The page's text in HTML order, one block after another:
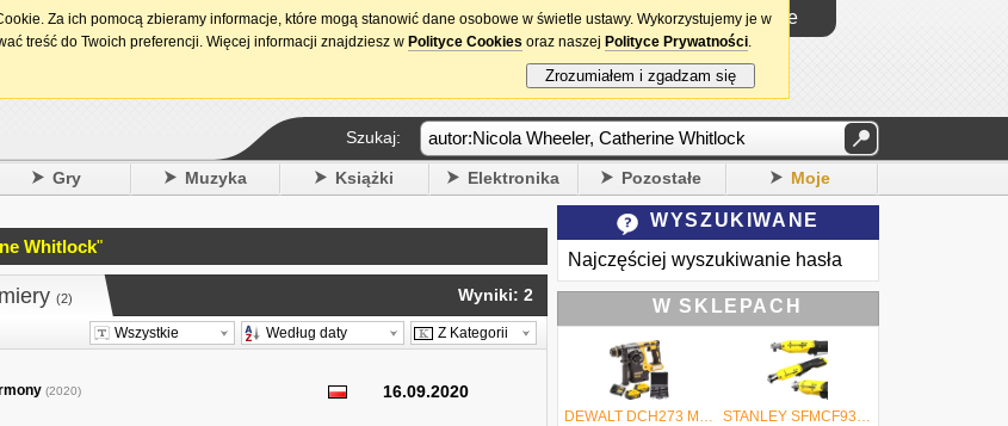
15. urodziny DataPremiery.pl Logowanie
Szukaj:
Gry Muzyka Książki Elektronika Pozostałe Moje
Whitlock"
(2) Wyniki: 2
Wszystkie Według daty Z Kategorii
(2020)
16.09.2020
WYSZUKIWANE
Najczęściej wyszukiwanie hasła
W SKLEPACH
DEWALT DCH273 Młotowiertarka SDS+ 18V 2x 5Ah ładowarka + Zestaw dłut, wierteł 11el. - Autoryzowany Dystrybutor
STANLEY SFMCF930B Grzechotka akumulatorowa 3/8" 18V 47Nm FatMax V20 - Autoryzowany Dystrybutor
Za ich pomocą zbieramy informacje, które mogą stanowić dane osobowe w świetle ustawy. Wykorzystujemy je w
treść do Twoich preferencji. Więcej informacji znajdziesz w Polityce Cookies oraz naszej Polityce Prywatności.
Zrozumiałem i zgadzam się